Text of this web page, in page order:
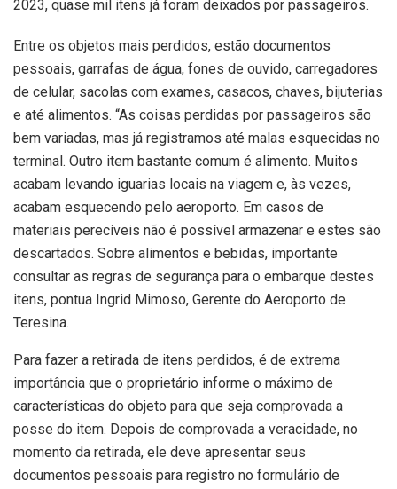
2023, quase mil itens já foram deixados por passageiros.
Entre os objetos mais perdidos, estão documentos
pessoais, garrafas de água, fones de ouvido, carregadores
de celular, sacolas com exames, casacos, chaves, bijuterias
e até alimentos. “As coisas perdidas por passageiros são
bem variadas, mas já registramos até malas esquecidas no
terminal. Outro item bastante comum é alimento. Muitos
acabam levando iguarias locais na viagem e, às vezes,
acabam esquecendo pelo aeroporto. Em casos de
materiais perecíveis não é possível armazenar e estes são
descartados. Sobre alimentos e bebidas, importante
consultar as regras de segurança para o embarque destes
itens, pontua Ingrid Mimoso, Gerente do Aeroporto de
Teresina.
Para fazer a retirada de itens perdidos, é de extrema
importância que o proprietário informe o máximo de
características do objeto para que seja comprovada a
posse do item. Depois de comprovada a veracidade, no
momento da retirada, ele deve apresentar seus
documentos pessoais para registro no formulário de